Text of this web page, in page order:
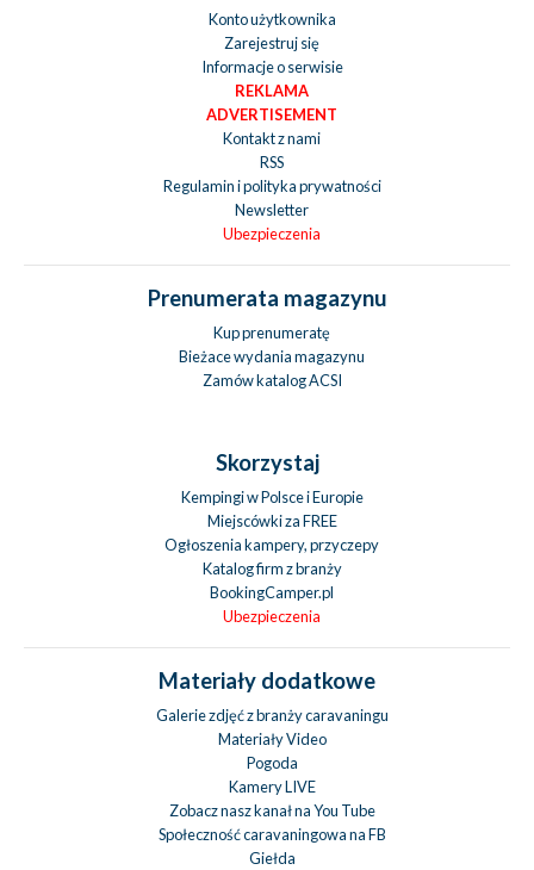
Konto użytkownika
Zarejestruj się
Informacje o serwisie
REKLAMA
ADVERTISEMENT
Kontakt z nami
RSS
Regulamin i polityka prywatności
Newsletter
Ubezpieczenia
Prenumerata magazynu
Kup prenumeratę
Bieżace wydania magazynu
Zamów katalog ACSI
Skorzystaj
Kempingi w Polsce i Europie
Miejscówki za FREE
Ogłoszenia kampery, przyczepy
Katalog firm z branży
BookingCamper.pl
Ubezpieczenia
Materiały dodatkowe
Galerie zdjęć z branży caravaningu
Materiały Video
Pogoda
Kamery LIVE
Zobacz nasz kanał na You Tube
Społeczność caravaningowa na FB
Giełda